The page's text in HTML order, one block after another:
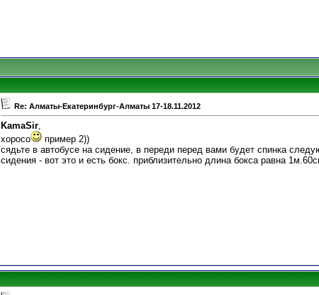
Re: Алматы-Екатеринбург-Алматы 17-18.11.2012
KamaSir,
хоросо
пример 2))
сядьте в автобусе на сидение, в переди перед вами будет спинка
сидения - вот это и есть бокс. приблизительно длина бокса равна